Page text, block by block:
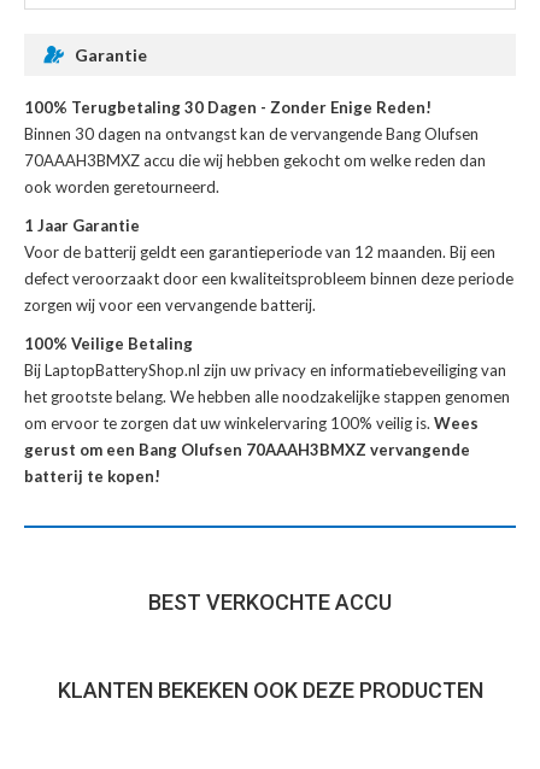
Garantie
100% Terugbetaling 30 Dagen - Zonder Enige Reden!
Binnen 30 dagen na ontvangst kan devervangende Bang Olufsen
70AAAH3BMXZ accu die wij hebben gekocht om welke reden dan
ook worden geretourneerd.
1 Jaar Garantie
Voor debatterij geldt een garantieperiode van 12 maanden. Bij een
defect veroorzaakt door een kwaliteitsprobleem binnen deze periode
zorgen wij voor een vervangende batterij.
100% Veilige Betaling
Bij LaptopBatteryShop.nl zijn uw privacy en informatiebeveiliging van
het grootste belang. We hebben alle noodzakelijke stappen genomen
om ervoor te zorgen dat uw winkelervaring 100% veilig is. Wees
gerust om een Bang Olufsen 70AAAH3BMXZ vervangende
batterij te kopen!
BEST VERKOCHTE ACCU
KLANTEN BEKEKEN OOK DEZE PRODUCTEN